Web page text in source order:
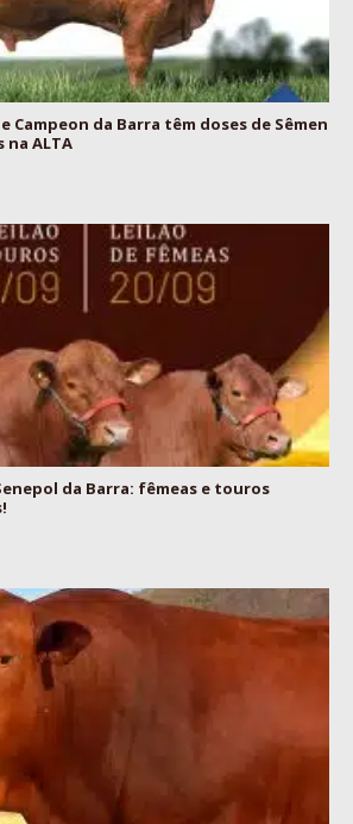
Campeon da Barra têm doses de Sêmen
na ALTA
da Barra: fêmeas e touros